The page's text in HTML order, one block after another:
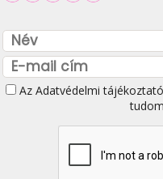
Az Adatvédelmi